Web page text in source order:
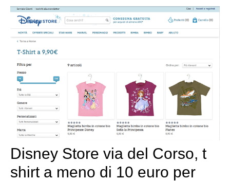
Disney Store via del Corso, t
shirt a meno di 10 euro per